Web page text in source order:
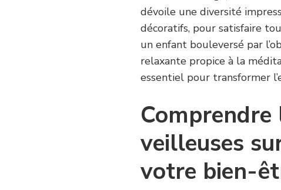
dévoile une diversité
décoratifs, pour satisfaire
un enfant bouleversé par
relaxante propice à la
essentiel pour transformer
Comprendre
veilleuses
votre bien-